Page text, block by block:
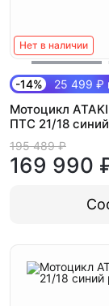
Нет в наличии
-14% 25 499 ₽
Мотоцикл
ПТС 21/18 синий
195 489 ₽
169 990